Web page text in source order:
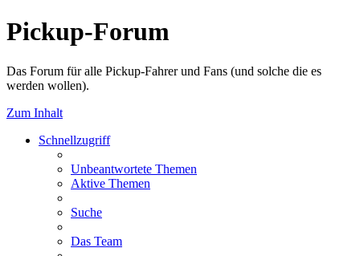
Pickup-Forum
Das Forum für alle Pickup-Fahrer und Fans (und solche die es
werden wollen).
Zum Inhalt
Schnellzugriff
Unbeantwortete Themen
Aktive Themen
Suche
Das Team